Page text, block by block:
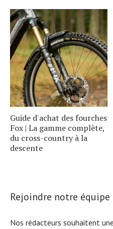
Guide d'achat des fourches
Fox | La gamme complète,
du cross-country à la
descente
Rejoindre notre équipe
Nos rédacteurs souhaitent